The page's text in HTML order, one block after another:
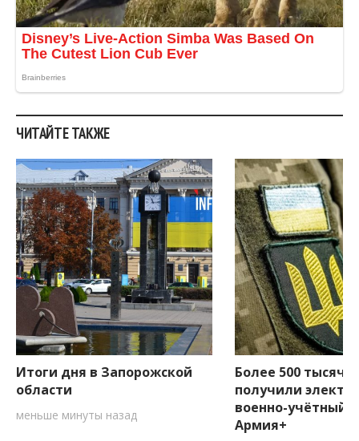
ЧИТАЙТЕ ТАКЖЕ
Итоги дня в Запорожской
области
меньше минуты назад
Более 500 тысяч
получили
военно-учётный
Армия+